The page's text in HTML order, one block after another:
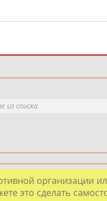
ТАБЛО
из списка
организации
это сделать